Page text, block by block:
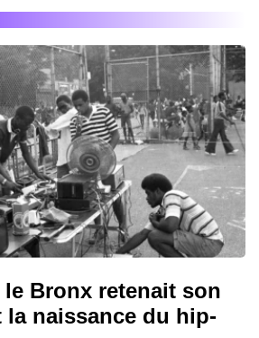
le Bronx retenait son
la naissance du hip-